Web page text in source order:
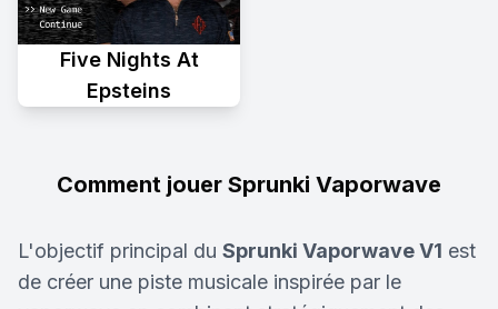
Five Nights At
Epsteins
Comment jouer Sprunki Vaporwave
L'objectif principal du Sprunki Vaporwave V1 est
de créer une piste musicale inspirée par le